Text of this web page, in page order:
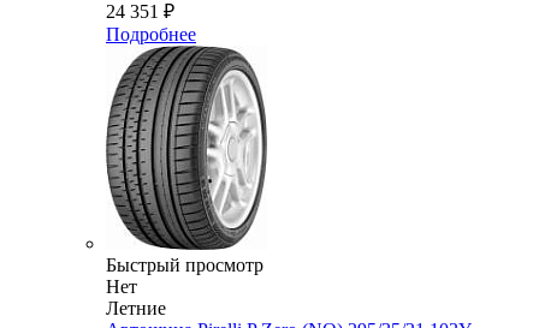
24 351 ₽
Подробнее
Быстрый просмотр
Нет
Летние